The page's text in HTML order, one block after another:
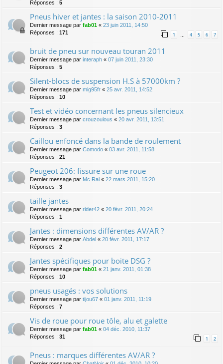
Réponses : 5
Pneus hiver et jantes : la saison 2010-2011
Dernier message par fab01 « 23 juin 2011, 14:50
Réponses : 171 1 … 4 5 6 7
bruit de pneu sur nouveau touran 2011
Dernier message par interaph « 07 juin 2011, 23:30
Réponses : 5
Silent-blocs de suspension H.S à 57000km ?
Dernier message par mig95fr « 25 avr. 2011, 14:52
Réponses : 10
Test et vidéo concernant les pneus silencieux
Dernier message par crouzoulous « 20 avr. 2011, 13:51
Réponses : 3
Caillou enfoncé dans la bande de roulement
Dernier message par Comodo « 03 avr. 2011, 11:58
Réponses : 21
Peugeot 206: fissure sur une roue
Dernier message par Mc Rai « 22 mars 2011, 15:20
Réponses : 3
taille jantes
Dernier message par rider42 « 20 févr. 2011, 20:24
Réponses : 1
Jantes : dimensions différentes AV/AR ?
Dernier message par Abdel « 20 févr. 2011, 17:17
Réponses : 2
Jantes spécifiques pour boite DSG ?
Dernier message par fab01 « 21 janv. 2011, 01:38
Réponses : 10
pneus usagés : vos solutions
Dernier message par tijou67 « 01 janv. 2011, 11:19
Réponses : 7
Vis de roue pour roue tôle, alu et galette
Dernier message par fab01 « 04 déc. 2010, 11:37
Réponses : 31 1 2
Pneus : marques différentes AV/AR ?